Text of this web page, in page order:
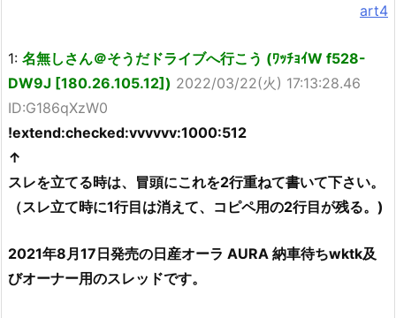
art4
1: 名無しさん＠そうだドライブへ行こう (ﾜｯﾁｮｲW f528-
DW9J [180.26.105.12]) 2022/03/22(火) 17:13:28.46
ID:G186qXzW0
!extend:checked:vvvvvv:1000:512
↑
スレを立てる時は、冒頭にこれを2行重ねて書いて下さい。
（スレ立て時に1行目は消えて、コピペ用の2行目が残る。)
2021年8月17日発売の日産オーラ AURA 納車待ちwktk及
びオーナー用のスレッドです。